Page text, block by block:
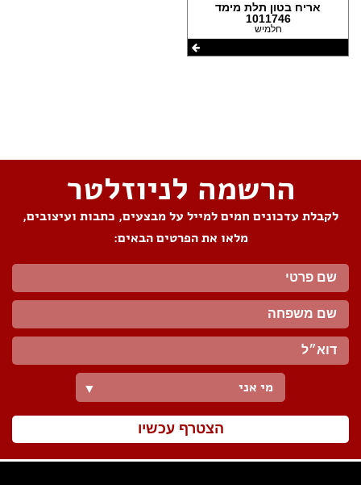
אריח בטון תלת מימד
1011746
חלמיש
הרשמה לניוזלטר
לקבלת עדכונים חמים למייל על מבצעים, כתבות ועיצובים,
מלאו את הפרטים הבאים:
מי אני ▼
הצטרף עכשיו